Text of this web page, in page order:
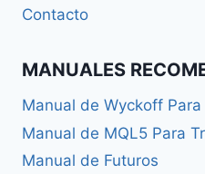
Contacto
MANUALES
Manual de Wyckoff Para
Manual de MQL5 Para
Manual de Futuros